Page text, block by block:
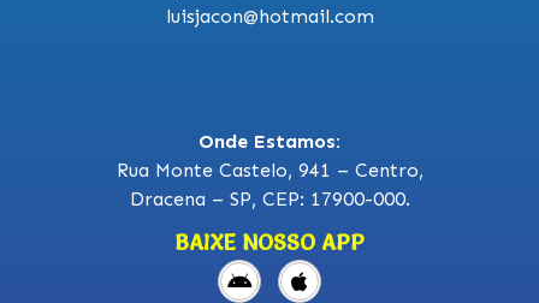
luisjacon@hotmail.com
Onde Estamos:
Rua Monte Castelo, 941 – Centro,
Dracena – SP, CEP: 17900-000.
BAIXE NOSSO APP